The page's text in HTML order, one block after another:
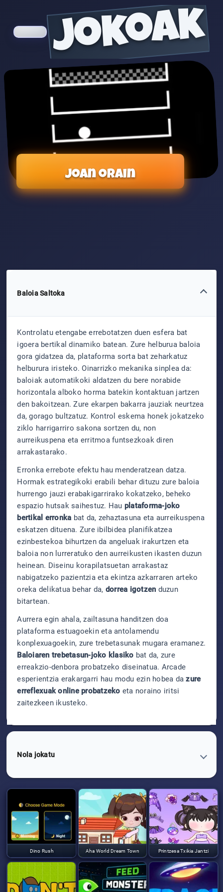
jokoak
Joan orain
Baloia Saltoka
Kontrolatu etengabe errebotatzen duen esfera bat
igoera bertikal dinamiko batean. Zure helburua baloia
gora gidatzea da, plataforma sorta bat zeharkatuz
helburura iristeko. Oinarrizko mekanika sinplea da:
baloiak automatikoki aldatzen du bere norabide
horizontala alboko horma batekin kontaktuan jartzen
den bakoitzean. Zure ekarpen bakarra jauziak neurtzea
da, gorago bultzatuz. Kontrol eskema honek jokatzeko
ziklo harrigarriro sakona sortzen du, non
aurreikuspena eta erritmoa funtsezkoak diren
arrakastarako.
Erronka errebote efektu hau menderatzean datza.
Hormak estrategikoki erabili behar dituzu zure baloia
hurrengo jauzi erabakigarrirako kokatzeko, beheko
espazio hutsak saihestuz. Hau plataforma-joko
bertikal erronka bat da, zehaztasuna eta aurreikuspena
eskatzen dituena. Zure ibilbidea planifikatzea
ezinbestekoa bihurtzen da angeluak irakurtzen eta
baloia non lurreratuko den aurreikusten ikasten duzun
heinean. Diseinu korapilatsuetan arrakastaz
nabigatzeko pazientzia eta ekintza azkarraren arteko
oreka delikatua behar da, dorrea igotzen duzun
bitartean.
Aurrera egin ahala, zailtasuna handitzen doa
plataforma estuagoekin eta antolamendu
konplexuagoekin, zure trebetasunak mugara eramanez.
Baloiaren trebetasun-joko klasiko bat da, zure
erreakzio-denbora probatzeko diseinatua. Arcade
esperientzia erakargarri hau modu ezin hobea dazure
erreflexuak online probatzeko eta noraino iritsi
zaitezkeen ikusteko.
Nola jokatu
Dino Rush Aha World Dream Town Printzesa Txikia Jantzi